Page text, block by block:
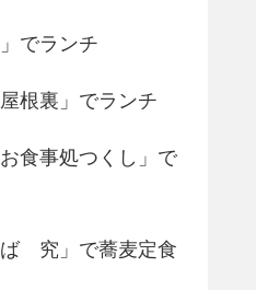
でランチ
根裏」でランチ
食事処つくし」で
究」で蕎麦定食